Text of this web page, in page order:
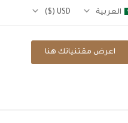
USD ($) العربية
اعرض مقتنياتك هنا